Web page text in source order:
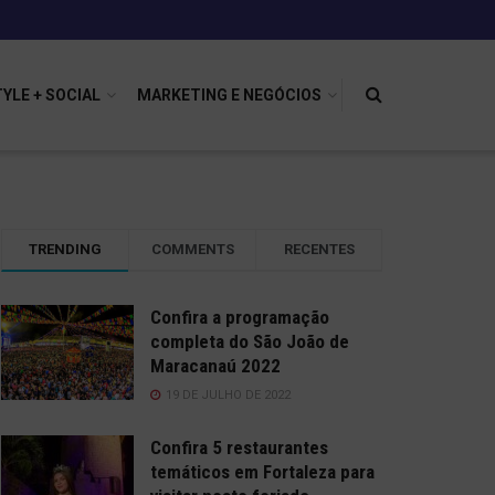
+ SOCIAL MARKETING E NEGÓCIOS
TRENDING COMMENTS RECENTES
Confira a programação
completa do São João de
Maracanaú 2022
19 DE JULHO DE 2022
Confira 5 restaurantes
temáticos em Fortaleza para